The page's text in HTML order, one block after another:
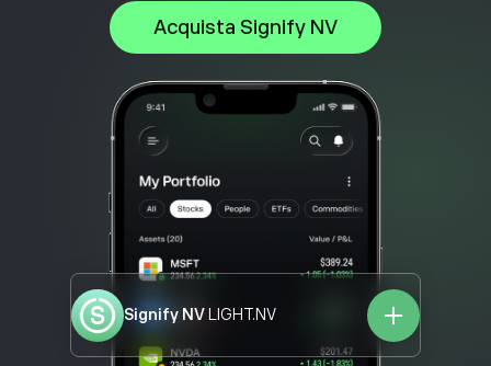
Acquista Signify NV
Signify NV LIGHT.NV